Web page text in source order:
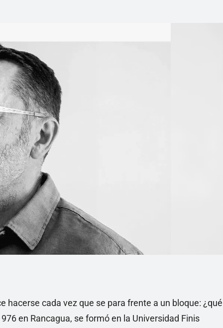
hacerse cada vez que se para frente a un bloque: ¿qué
en Rancagua, se formó en la Universidad Finis